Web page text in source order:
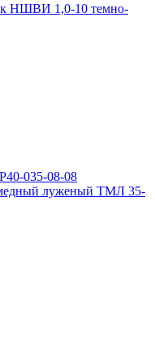
НШВИ 1,0-10 темно-
луженый ТМЛ 35-